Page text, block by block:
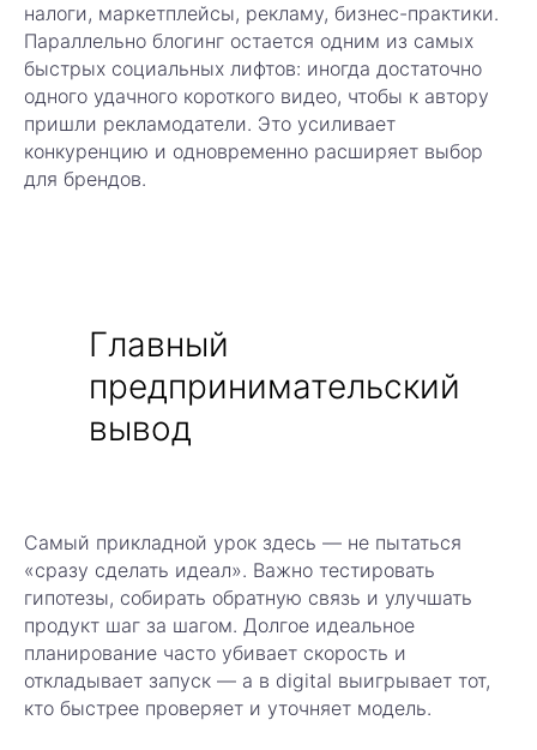
налоги, маркетплейсы, рекламу, бизнес-практики.
Параллельно блогинг остается одним из самых
быстрых социальных лифтов: иногда достаточно
одного удачного короткого видео, чтобы к автору
пришли рекламодатели. Это усиливает
конкуренцию и одновременно расширяет выбор
для брендов.
Главный
предпринимательский
вывод
Самый прикладной урок здесь — не пытаться
«сразу сделать идеал». Важно тестировать
гипотезы, собирать обратную связь и улучшать
продукт шаг за шагом. Долгое идеальное
планирование часто убивает скорость и
откладывает запуск — а в digital выигрывает тот,
кто быстрее проверяет и уточняет модель.
+7
Оставить заявку на регистрацию
Нажимая на кнопку «Оставить заявку» вы даете согласие на
Рекламодателям
Блог
ООО «ИНФЛЮЕНСИО»
ИНН 9710137768
Платформа
Influencio (SaaS) —
собственная
разработка,
исключительные
права принадлежат
ООО Инфлюенсио
ОГРН 1247700613819
Войти